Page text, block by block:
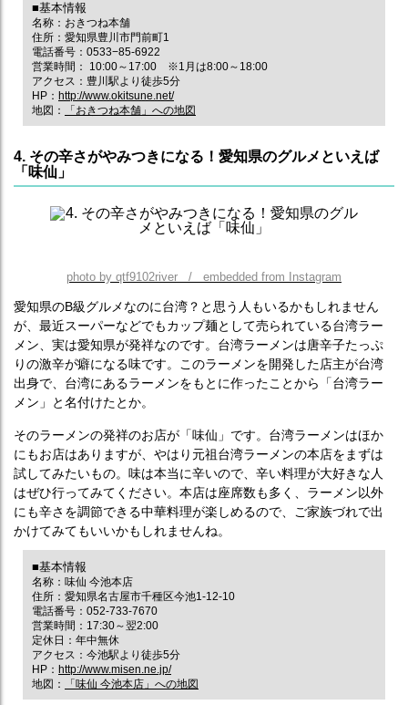
■基本情報
名称：おきつね本舗
住所：愛知県豊川市門前町1
電話番号：0533−85-6922
営業時間： 10:00～17:00 ※1月は8:00～18:00
アクセス：豊川駅より徒歩5分
HP： http://www.okitsune.net/
地図：
「おきつね本舗」への地図
4. その辛さがやみつきになる！愛知県のグルメといえば
「味仙」
photo by qtf9102river / embedded from Instagram
愛知県のB級グルメなのに台湾？と思う人もいるかもしれません
が、最近スーパーなどでもカップ麺として売られている台湾ラー
メン、実は愛知県が発祥なのです。台湾ラーメンは唐辛子たっぷ
りの激辛が癖になる味です。このラーメンを開発した店主が台湾
出身で、台湾にあるラーメンをもとに作ったことから「台湾ラー
メン」と名付けたとか。
そのラーメンの発祥のお店が「味仙」です。台湾ラーメンはほか
にもお店はありますが、やはり元祖台湾ラーメンの本店をまずは
試してみたいもの。味は本当に辛いので、辛い料理が大好きな人
はぜひ行ってみてください。本店は座席数も多く、ラーメン以外
にも辛さを調節できる中華料理が楽しめるので、ご家族づれで出
かけてみてもいいかもしれませんね。
■基本情報
名称：味仙 今池本店
住所：愛知県名古屋市千種区今池1-12-10
電話番号：052-733-7670
営業時間：17:30～翌2:00
定休日：年中無休
アクセス：今池駅より徒歩5分
HP： http://www.misen.ne.jp/
地図：
「味仙 今池本店」への地図